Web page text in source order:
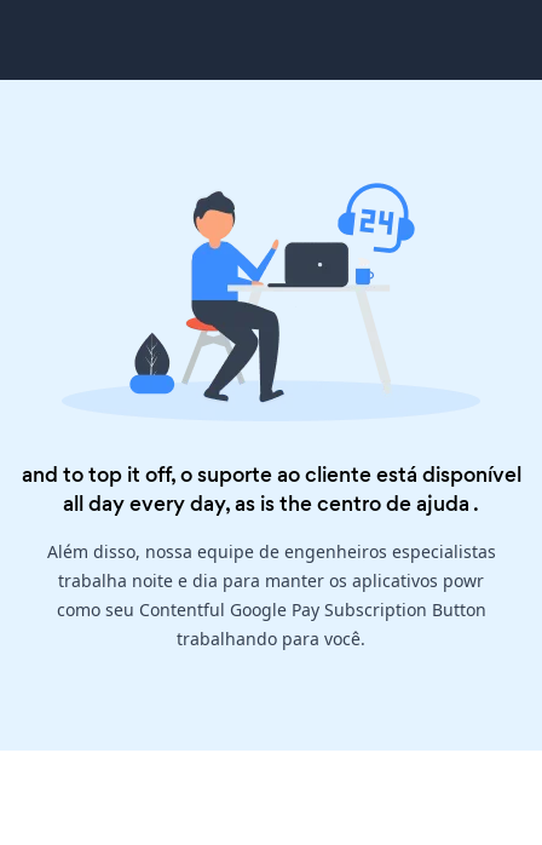
and to top it off, o suporte ao cliente está disponível
all day every day, as is thecentro de ajuda .
Além disso, nossa equipe de engenheiros especialistas
trabalha noite e dia para manter os aplicativos powr
como seu Contentful Google Pay Subscription Button
trabalhando para você.